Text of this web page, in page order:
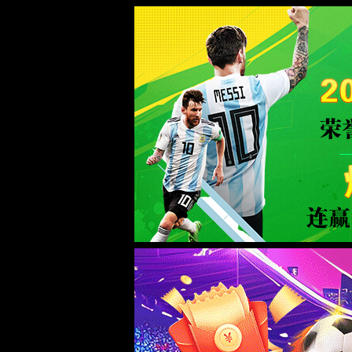
金沙9570(Macau)股份有限公